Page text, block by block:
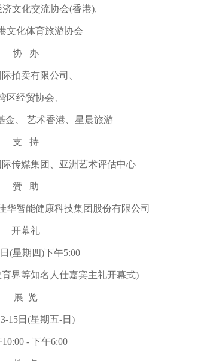
文化交流协会(香港),
文化体育旅游协会
协 办
拍卖有限公司、
区经贸协会、
金、 艺术香港、星晨旅游
支 持
传媒集团、亚洲艺术评估中心
赞 助
华智能健康科技集团股份有限公司
开幕礼
(星期四)下午5:00
界等知名人仕嘉宾主礼开幕式)
展 览
15日(星期五-日)
- 下午6:00